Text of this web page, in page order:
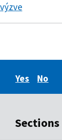
Yes
No
Sections